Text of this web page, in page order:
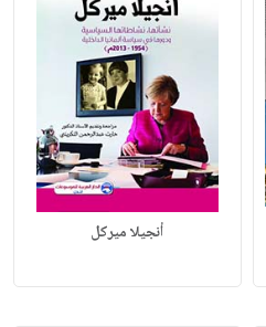
أنجيلا ميركل